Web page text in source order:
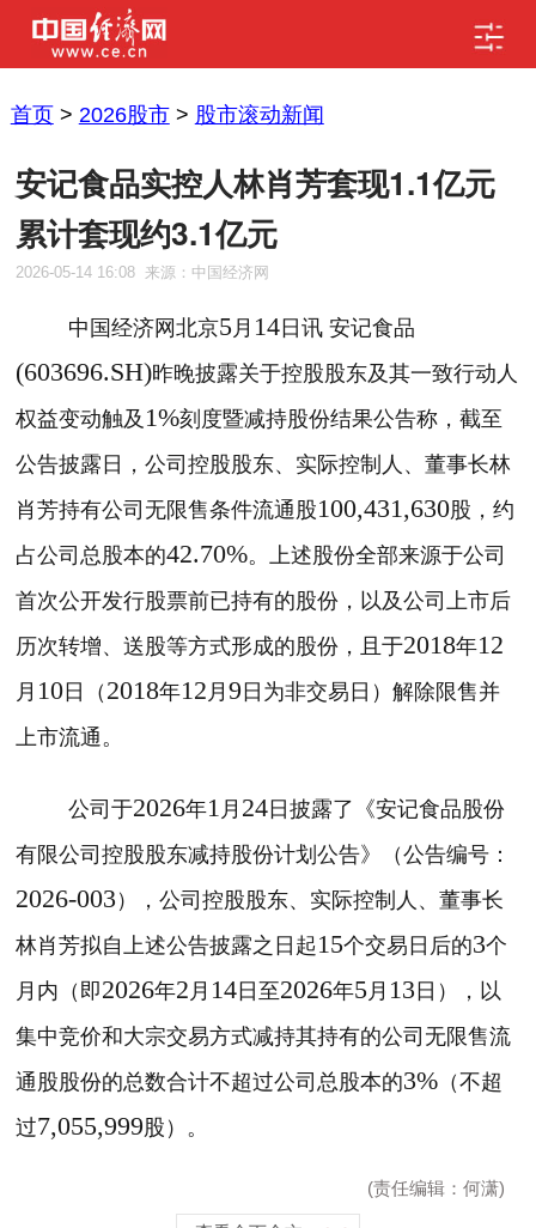
首页> 2026股市> 股市滚动新闻
安记食品实控人林肖芳套现1.1亿元
累计套现约3.1亿元
2026-05-14 16:08 来源：中国经济网
中国经济网北京5月 14日讯 安记食品
(603696.SH)昨晚披露关于控股股东及其一致行动人
权益变动触及 1%刻度暨减持股份结果公告称，截至
公告披露日，公司控股股东、实际控制人、董事长林
肖芳持有公司无限售条件流通股100,431,630股，约
占公司总股本的42.70%。上述股份全部来源于公司
首次公开发行股票前已持有的股份，以及公司上市后
历次转增、送股等方式形成的股份，且于2018年12
月 10 日（ 2018年12 月9 日为非交易日）解除限售并
上市流通。
公司于2026年1 月 24日披露了《安记食品股份
有限公司控股股东减持股份计划公告》（公告编号：
2026-003 ），公司控股股东、实际控制人、董事长
林肖芳拟自上述公告披露之日起 15个交易日后的3个
月内（即2026年2 月 14 日至2026年5月 13 日），以
集中竞价和大宗交易方式减持其持有的公司无限售流
通股股份的总数合计不超过公司总股本的3% （不超
过7,055,999股）。
(责任编辑：何潇)